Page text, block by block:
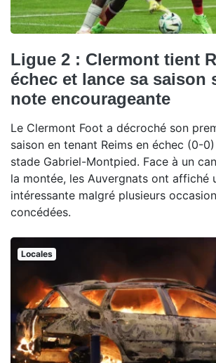
Ligue 2 : Clermont tient
échec et lance sa saison
note encourageante
Le Clermont Foot a décroché son
saison en tenant Reims en échec (0-
stade Gabriel-Montpied. Face à un
la montée, les Auvergnats ont affiché
intéressante malgré plusieurs
concédées.
Locales